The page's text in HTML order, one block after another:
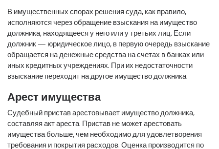
В имущественных спорах решения суда, как правило,
исполняются через обращение взыскания на имущество
должника, находящееся у него или у третьих лиц. Если
должник — юридическое лицо, в первую очередь взыскание
обращается на денежные средства на счетах в банках или
иных кредитных учреждениях. При их недостаточности
взыскание переходит на другое имущество должника.
Арест имущества
Судебный пристав арестовывает имущество должника,
составляя акт ареста. Пристав не может арестовать
имущества больше, чем необходимо для удовлетворения
требования и покрытия расходов. Оценка производится по